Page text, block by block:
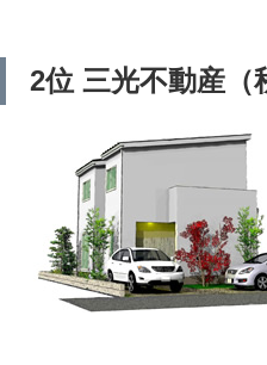
2位 三光不動産（